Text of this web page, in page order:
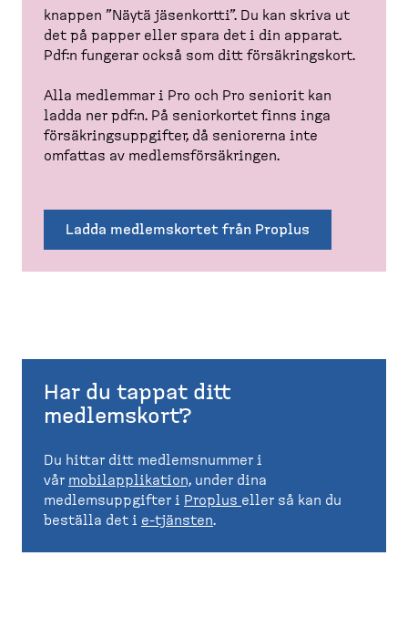
knappen ”Näytä jäsenkortti”. Du kan skriva ut
det på papper eller spara det i din apparat.
Pdf:n fungerar också som ditt försäk­ringskort.
Alla medlemmar i Pro och Pro seniorit kan
ladda ner pdf:n. På senior­kortet finns inga
försäk­rings­upp­gifter, då seniorerna inte
omfattas av medlems­för­säk­ringen.
Ladda medlems­kortet från Proplus
Har du tappat ditt
medlemskort?
Du hittar ditt medlemsnummer i
vår mobilapplikation, under dina
medlemsuppgifter i Proplus eller så kan du
beställa det i e-tjänsten.